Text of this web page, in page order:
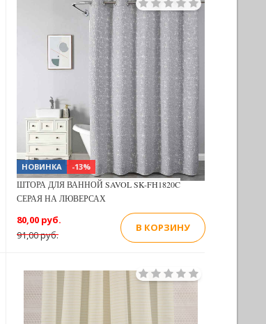
НОВИНКА -13%
ШТОРА ДЛЯ ВАННОЙ SAVOL SK-FH1820C
СЕРАЯ НА ЛЮВЕРСАХ
91,00 руб.
80,00 руб.
В КОРЗИНУ